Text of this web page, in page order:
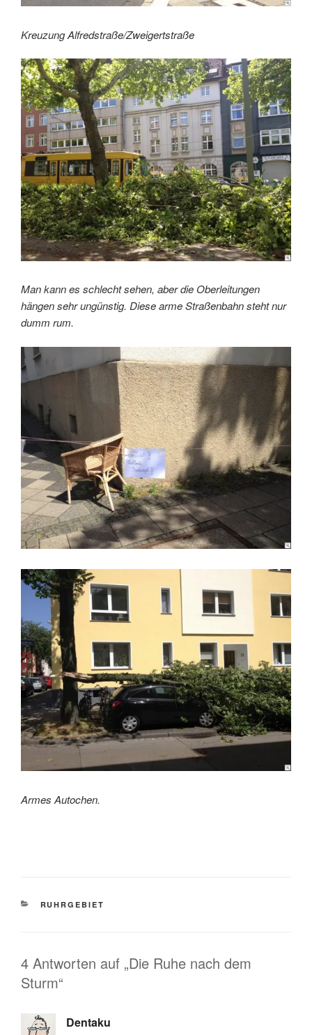
Kreuzung Alfredstraße/Zweigertstraße
Man kann es schlecht sehen, aber die Oberleitungen
hängen sehr ungünstig. Diese arme Straßenbahn steht nur
dumm rum.
Armes Autochen.
KATEGORIEN
RUHRGEBIET
4 Antworten auf „Die Ruhe nach dem
Sturm“
Dentaku